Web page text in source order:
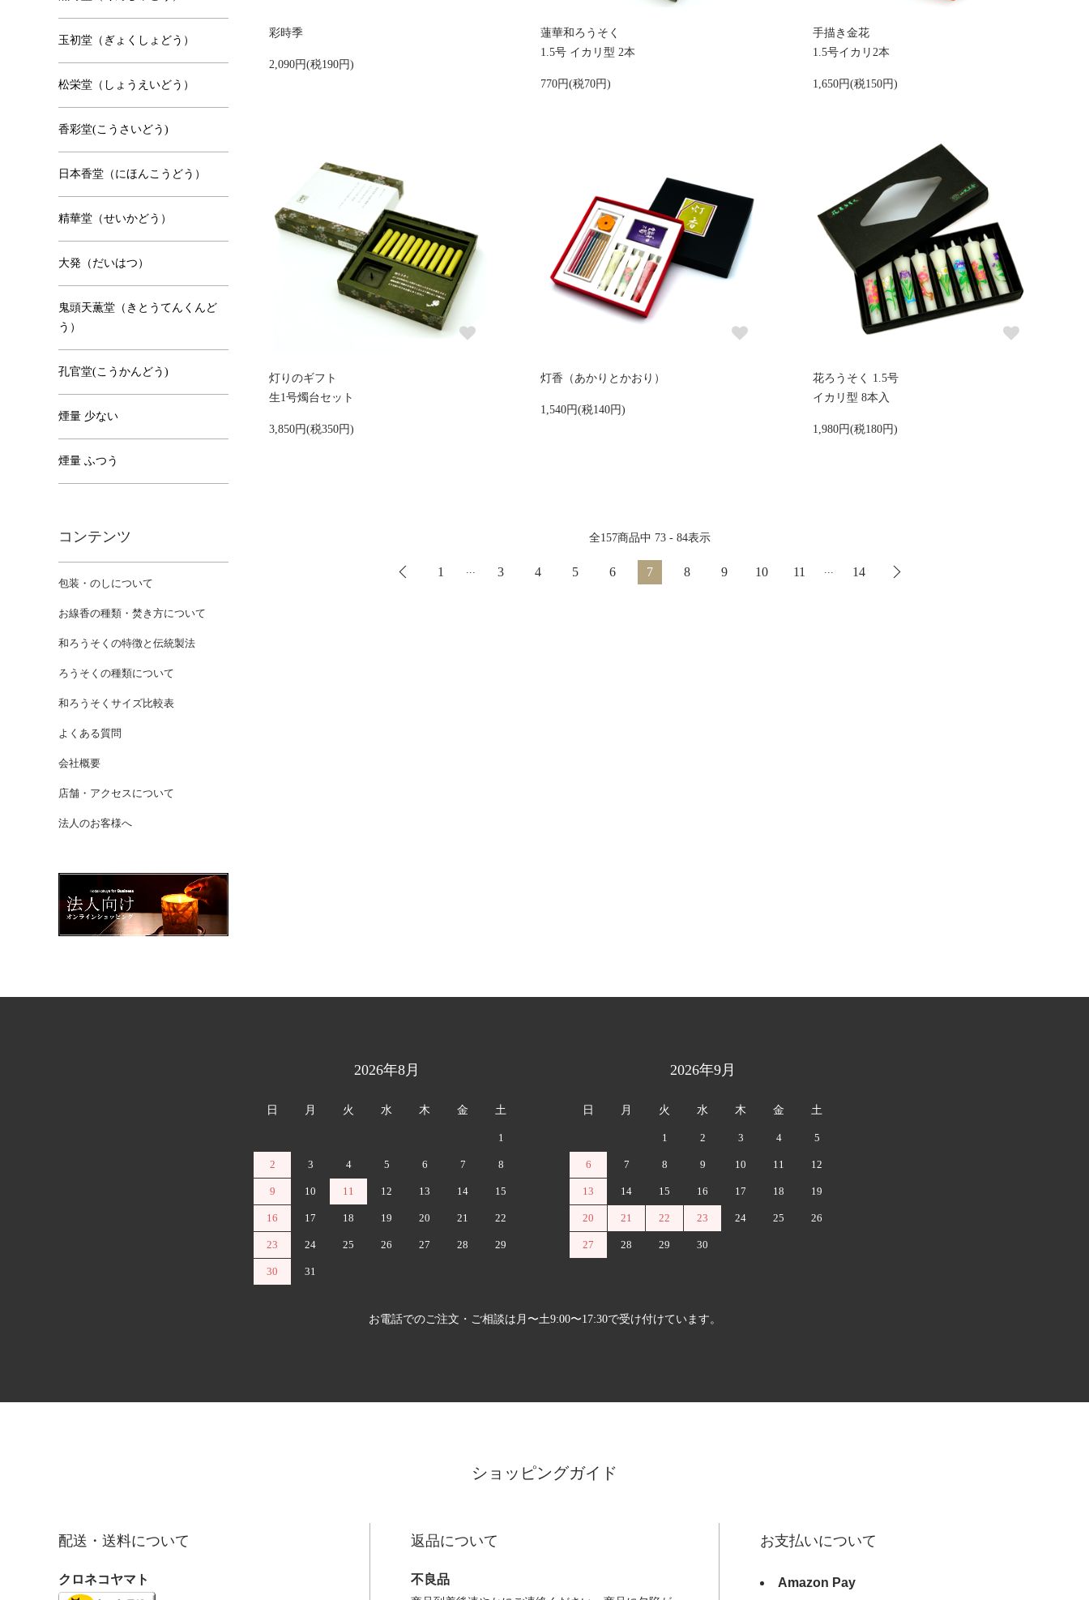
彩時季
2,090円(税190円)
蓮華和ろうそく
1.5号 イカリ型 2本
770円(税70円)
手描き金花
1.5号イカリ2本
1,650円(税150円)
灯りのギフト
生1号燭台セット
3,850円(税350円)
灯香（あかりとかおり）
1,540円(税140円)
花ろうそく 1.5号
イカリ型 8本入
1,980円(税180円)
全157商品中 73 - 84表示
1 ... 3 4 5 6 7 8 9 10 11 ... 14
玉初堂（ぎょくしょどう）
松栄堂（しょうえいどう）
香彩堂(こうさいどう)
日本香堂（にほんこうどう）
精華堂（せいかどう）
大発（だいはつ）
鬼頭天薫堂（きとうてんくんど
う）
孔官堂(こうかんどう)
煙量 少ない
煙量 ふつう
コンテンツ
包装・のしについて
お線香の種類・焚き方について
和ろうそくの特徴と伝統製法
ろうそくの種類について
和ろうそくサイズ比較表
よくある質問
会社概要
店舗・アクセスについて
法人のお客様へ
2026年8月
日 月 火 水 木 金 土
1
2 3 4 5 6 7 8
9 10 11 12 13 14 15
16 17 18 19 20 21 22
23 24 25 26 27 28 29
30 31
2026年9月
日 月 火 水 木 金 土
1 2 3 4 5
6 7 8 9 10 11 12
13 14 15 16 17 18 19
20 21 22 23 24 25 26
27 28 29 30
お電話でのご注文・ご相談は月〜土9:00〜17:30で受け付けています。
ショッピングガイド
配送・送料について
クロネコヤマト
返品について
不良品
お支払いについて
Amazon Pay